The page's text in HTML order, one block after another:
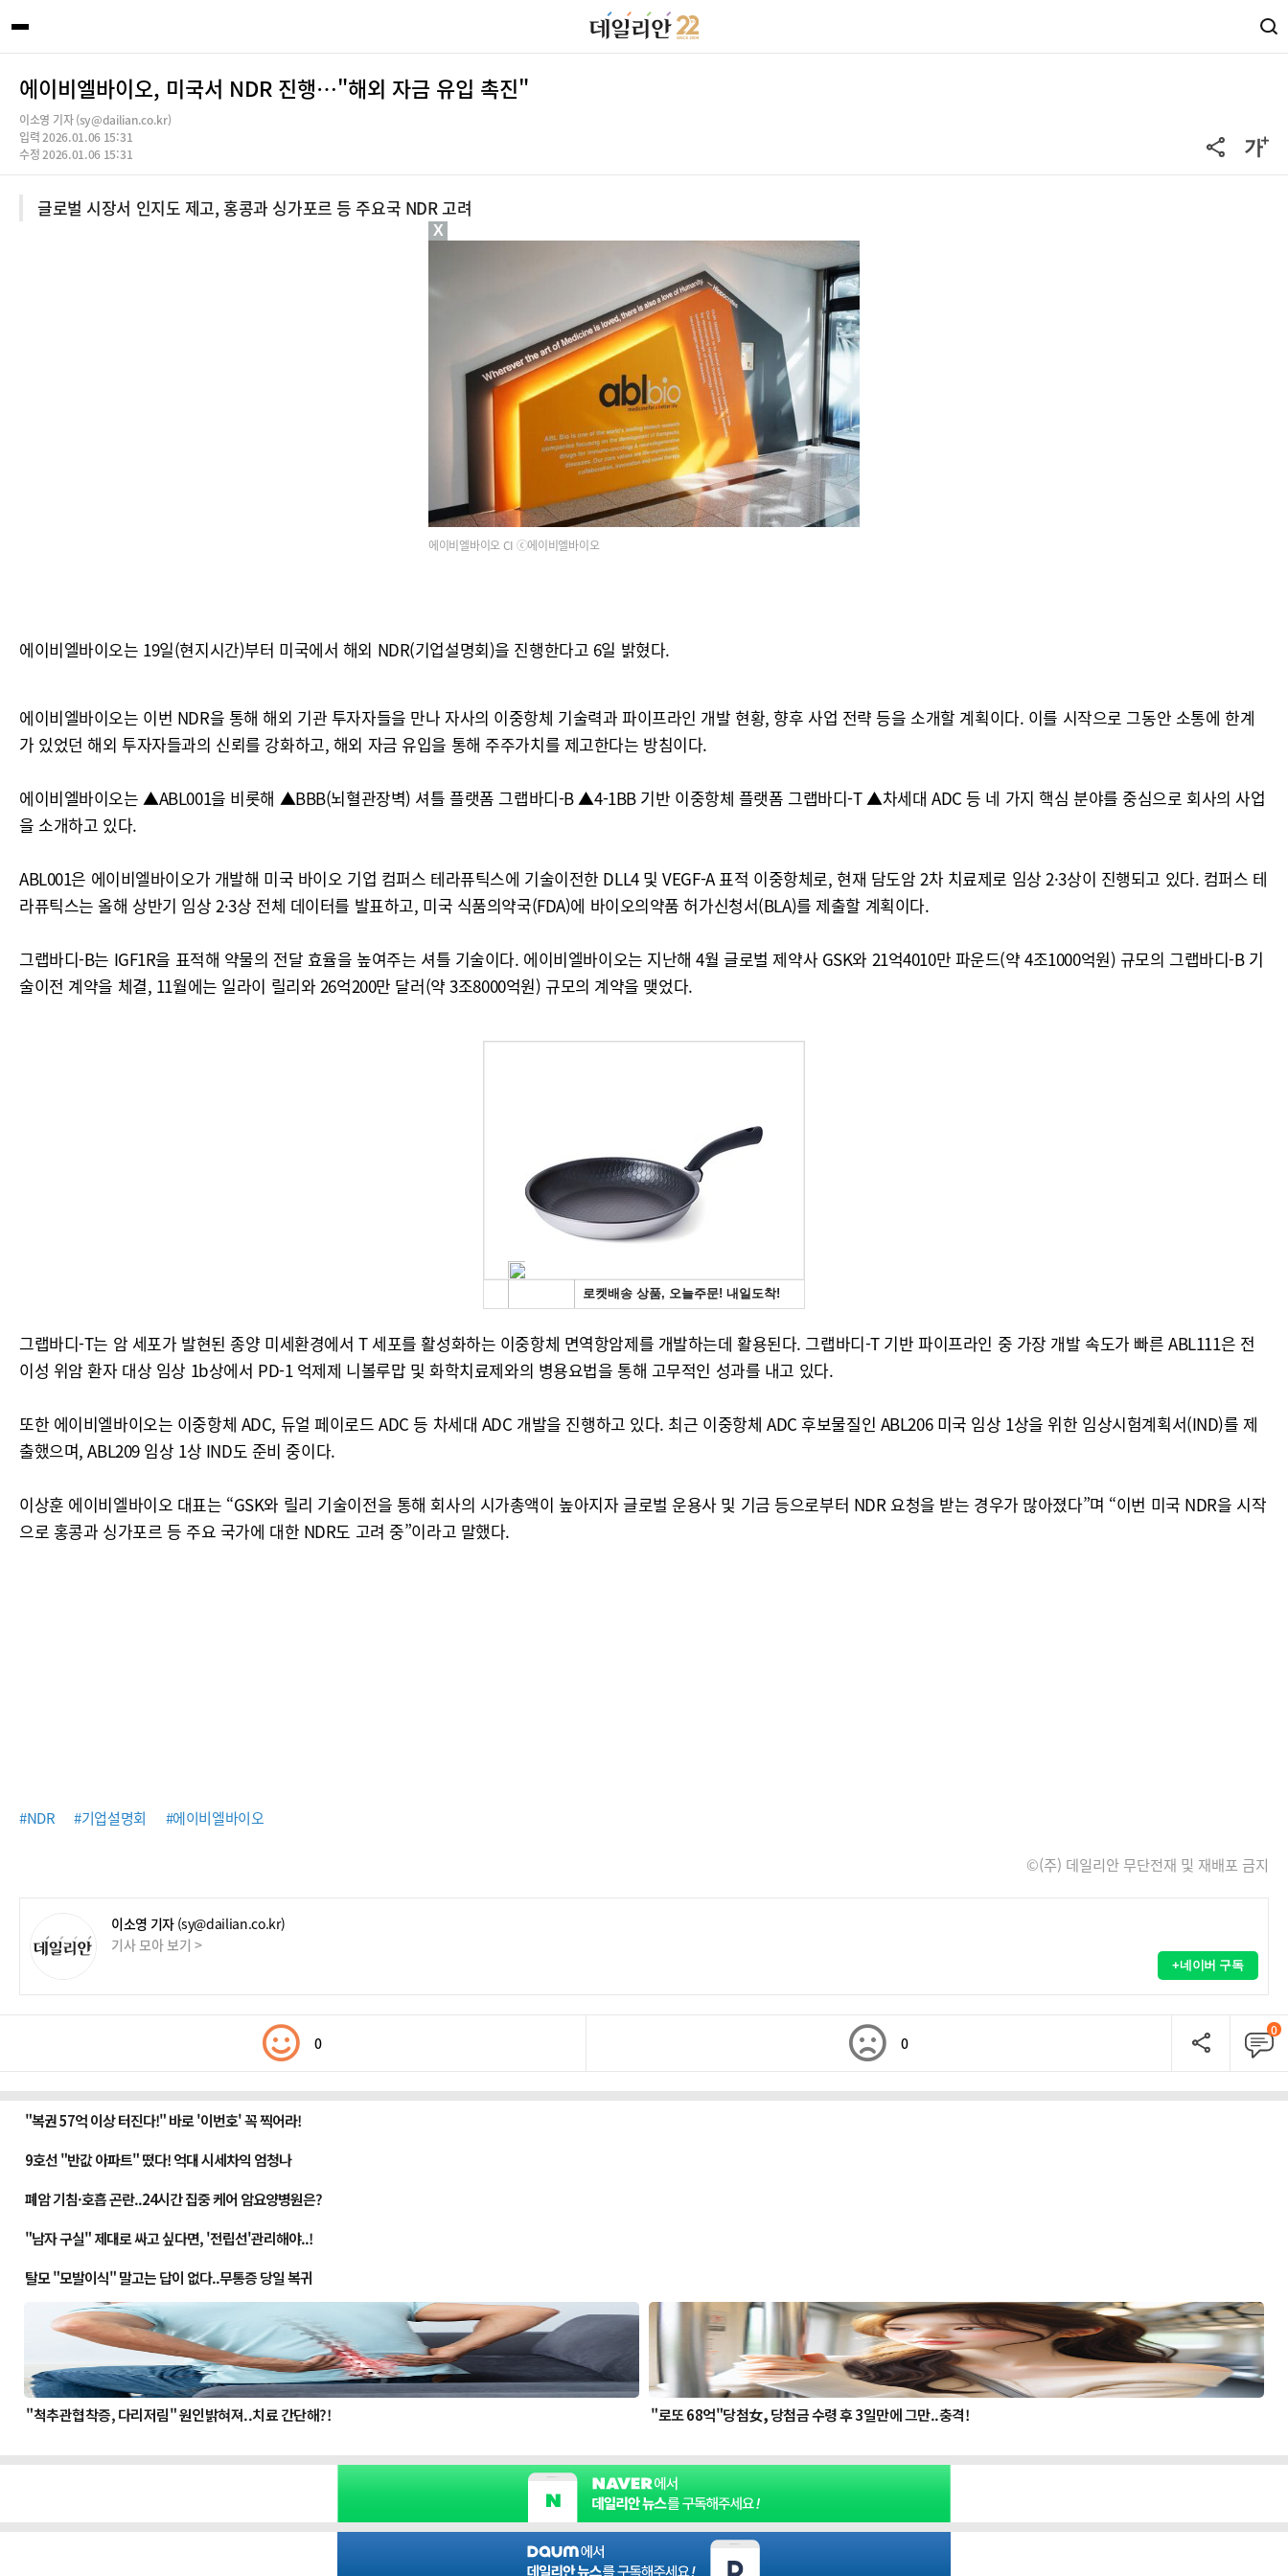
에이비엘바이오, 미국서 NDR 진행…"해외 자금 유입 촉진"
이소영 기자 (sy@dailian.co.kr)
입력 2026.01.06 15:31
수정 2026.01.06 15:31
글로벌 시장서 인지도 제고, 홍콩과 싱가포르 등 주요국 NDR 고려
에이비엘바이오 CI ⓒ에이비엘바이오
에이비엘바이오는 19일(현지시간)부터 미국에서 해외 NDR(기업설명회)을 진행한다고 6일 밝혔다.
에이비엘바이오는 이번 NDR을 통해 해외 기관 투자자들을 만나 자사의 이중항체 기술력과 파이프라인 개발 현황, 향후 사업 전략 등을 소개할 계획이다. 이를 시작으로 그동안 소통에 한계
가 있었던 해외 투자자들과의 신뢰를 강화하고, 해외 자금 유입을 통해 주주가치를 제고한다는 방침이다.
에이비엘바이오는 ▲ABL001을 비롯해 ▲BBB(뇌혈관장벽) 셔틀 플랫폼 그랩바디-B ▲4-1BB 기반 이중항체 플랫폼 그랩바디-T ▲차세대 ADC 등 네 가지 핵심 분야를 중심으로 회사의 사업
을 소개하고 있다.
ABL001은 에이비엘바이오가 개발해 미국 바이오 기업 컴퍼스 테라퓨틱스에 기술이전한 DLL4 및 VEGF-A 표적 이중항체로, 현재 담도암 2차 치료제로 임상 2·3상이 진행되고 있다. 컴퍼스 테
라퓨틱스는 올해 상반기 임상 2·3상 전체 데이터를 발표하고, 미국 식품의약국(FDA)에 바이오의약품 허가신청서(BLA)를 제출할 계획이다.
그랩바디-B는 IGF1R을 표적해 약물의 전달 효율을 높여주는 셔틀 기술이다. 에이비엘바이오는 지난해 4월 글로벌 제약사 GSK와 21억4010만 파운드(약 4조1000억원) 규모의 그랩바디-B 기
술이전 계약을 체결, 11월에는 일라이 릴리와 26억200만 달러(약 3조8000억원) 규모의 계약을 맺었다.
그랩바디-T는 암 세포가 발현된 종양 미세환경에서 T 세포를 활성화하는 이중항체 면역항암제를 개발하는데 활용된다. 그랩바디-T 기반 파이프라인 중 가장 개발 속도가 빠른 ABL111은 전
이성 위암 환자 대상 임상 1b상에서 PD-1 억제제 니볼루맙 및 화학치료제와의 병용요법을 통해 고무적인 성과를 내고 있다.
또한 에이비엘바이오는 이중항체 ADC, 듀얼 페이로드 ADC 등 차세대 ADC 개발을 진행하고 있다. 최근 이중항체 ADC 후보물질인 ABL206 미국 임상 1상을 위한 임상시험계획서(IND)를 제
출했으며, ABL209 임상 1상 IND도 준비 중이다.
이상훈 에이비엘바이오 대표는 “GSK와 릴리 기술이전을 통해 회사의 시가총액이 높아지자 글로벌 운용사 및 기금 등으로부터 NDR 요청을 받는 경우가 많아졌다”며 “이번 미국 NDR을 시작
으로 홍콩과 싱가포르 등 주요 국가에 대한 NDR도 고려 중”이라고 말했다.
#NDR #기업설명회 #에이비엘바이오
©(주) 데일리안 무단전재 및 재배포 금지
이소영 기자 (sy@dailian.co.kr)
기사 모아 보기 >
+네이버 구독
0 0
0
X